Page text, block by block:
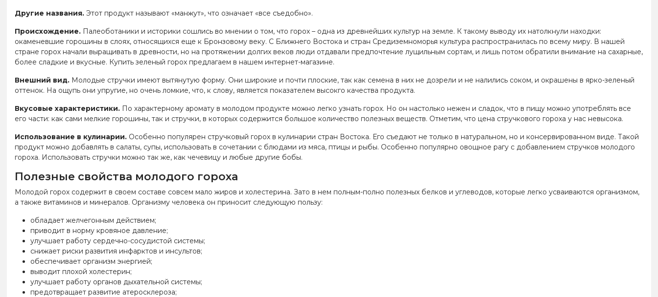
Другие названия. Этот продукт называют «манжут», что означает «все съедобно».
Происхождение. Палеоботаники и историки сошлись во мнении о том, что горох – одна из древнейших культур на земле. К такому выводу их натолкнули находки:
окаменевшие горошины в слоях, относящихся еще к Бронзовому веку. С Ближнего Востока и стран Средиземноморья культура распространилась по всему миру. В нашей
стране горох начали выращивать в древности, но на протяжении долгих веков люди отдавали предпочтение лущильным сортам, и лишь потом обратили внимание на сахарные,
более сладкие и вкусные. Купить зеленый горох предлагаем в нашем интернет-магазине.
Внешний вид. Молодые стручки имеют вытянутую форму. Они широкие и почти плоские, так как семена в них не дозрели и не налились соком, и окрашены в ярко-зеленый
оттенок. На ощупь они упругие, но очень ломкие, что, к слову, является показателем высокго качества продукта.
Вкусовые характеристики. По характерному аромату в молодом продукте можно легко узнать горох. Но он настолько нежен и сладок, что в пищу можно употреблять все
его части: как сами мелкие горошины, так и стручки, в которых содержится большое количество полезных веществ. Отметим, что цена стручкового гороха у нас невысока.
Использование в кулинарии. Особенно популярен стручковый горох в кулинарии стран Востока. Его съедают не только в натуральном, но и консервированном виде. Такой
продукт можно добавлять в салаты, супы, использовать в сочетании с блюдами из мяса, птицы и рыбы. Особенно популярно овощное рагу с добавлением стручков молодого
гороха. Использовать стручки можно так же, как чечевицу и любые другие бобы.
Полезные свойства молодого гороха
Молодой горох содержит в своем составе совсем мало жиров и холестерина. Зато в нем полным-полно полезных белков и углеводов, которые легко усваиваются организмом,
а также витаминов и минералов. Организму человека он приносит следующую пользу:
обладает желчегонным действием;
приводит в норму кровяное давление;
улучшает работу сердечно-сосудистой системы;
снижает риски развития инфарктов и инсультов;
обеспечивает организм энергией;
выводит плохой холестерин;
улучшает работу органов дыхательной системы;
предотвращает развитие атеросклероза;